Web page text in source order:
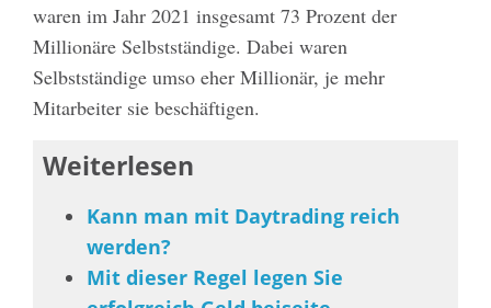
waren im Jahr 2021 insgesamt 73 Prozent der
Millionäre Selbstständige. Dabei waren
Selbstständige umso eher Millionär, je mehr
Mitarbeiter sie beschäftigen.
Weiterlesen
Kann man mit Daytrading reich
werden?
Mit dieser Regel legen Sie